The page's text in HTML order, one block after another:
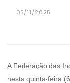
07/11/2025
A Federação das
nesta quinta-feira